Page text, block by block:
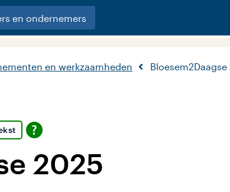
en ondernemers
en werkzaamheden Bloesem2Daagse
2025